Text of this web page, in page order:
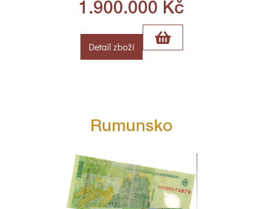
1.900.000 Kč
Detail zboží
Rumunsko